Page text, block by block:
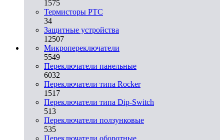
1575
Термисторы PTC
34
Защитные устройства
12507
Микропереключатели
5549
Переключатели панельные
6032
Переключатели типа Rocker
1517
Переключатели типа Dip-Switch
513
Переключатели ползунковые
535
Переключатели оборотные